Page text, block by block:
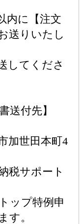
内に【注文
送りいたし
してくださ
送付先】
加世田本町4
税サポート
ップ特例申
す。